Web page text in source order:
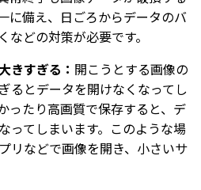
に備え、日ごろからデータのバ
などの対策が必要です。
きすぎる： 開こうとする画像の
るとデータを開けなくなってし
ったり高画質で保存すると、デ
ってしまいます。このような場
リなどで画像を開き、小さいサ